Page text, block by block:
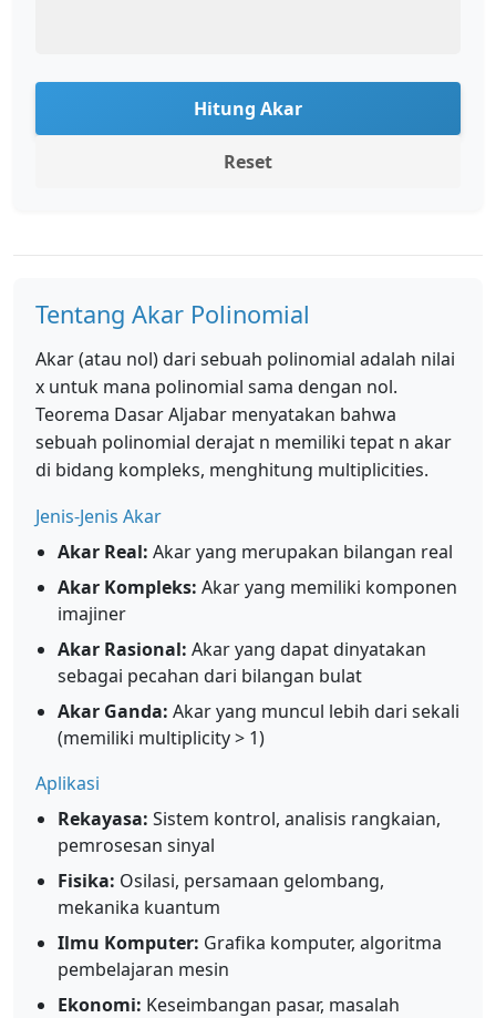
Hitung Akar
Reset
Tentang Akar Polinomial
Akar (atau nol) dari sebuah polinomial adalah nilai
x untuk mana polinomial sama dengan nol.
Teorema Dasar Aljabar menyatakan bahwa
sebuah polinomial derajat n memiliki tepat n akar
di bidang kompleks, menghitung multiplicities.
Jenis-Jenis Akar
Akar Real: Akar yang merupakan bilangan real
Akar Kompleks: Akar yang memiliki komponen
imajiner
Akar Rasional: Akar yang dapat dinyatakan
sebagai pecahan dari bilangan bulat
Akar Ganda: Akar yang muncul lebih dari sekali
(memiliki multiplicity > 1)
Aplikasi
Rekayasa: Sistem kontrol, analisis rangkaian,
pemrosesan sinyal
Fisika: Osilasi, persamaan gelombang,
mekanika kuantum
Ilmu Komputer: Grafika komputer, algoritma
pembelajaran mesin
Ekonomi: Keseimbangan pasar, masalah